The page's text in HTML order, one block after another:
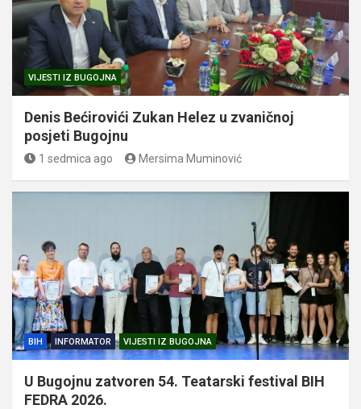
VIJESTI IZ BUGOJNA
Denis Bećirovići Zukan Helez u zvaničnoj
posjeti Bugojnu
1 sedmica ago Mersima Muminović
BIH INFORMATOR VIJESTI IZ BUGOJNA
U Bugojnu zatvoren 54. Teatarski festival BIH
FEDRA 2026.